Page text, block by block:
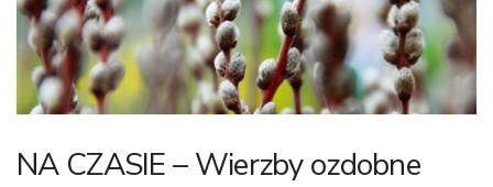
NA CZASIE – Wierzby ozdobne